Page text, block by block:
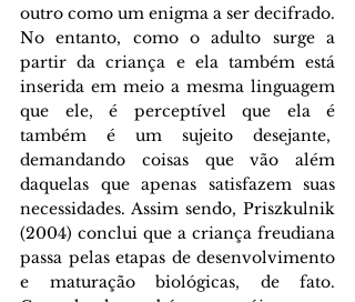
outro como um enigma a ser decifrado.
No entanto, como o adulto surge a
partir da criança e ela também está
inserida em meio a mesma linguagem
que ele, é perceptível que ela é
também é um sujeito desejante,
demandando coisas que vão além
daquelas que apenas satisfazem suas
necessidades. Assim sendo, Priszkulnik
(2004) conclui que a criança freudiana
passa pelas etapas de desenvolvimento
e maturação biológicas, de fato.